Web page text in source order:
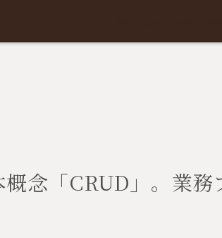
念「CRUD」。業務